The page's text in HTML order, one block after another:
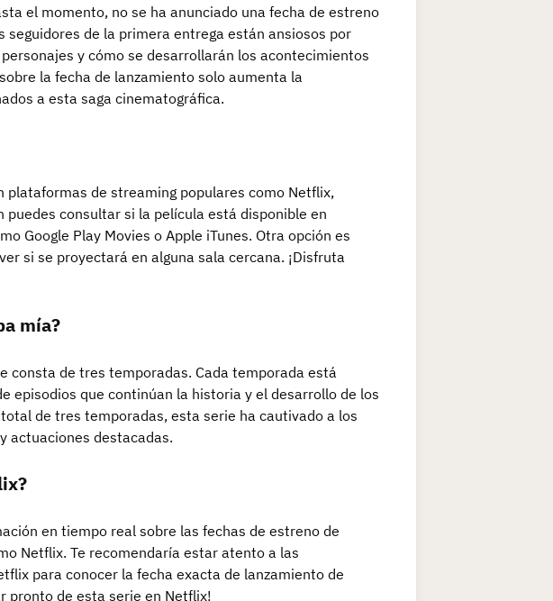
el momento, no se ha anunciado una fecha de estreno
seguidores de la primera entrega están ansiosos por
y cómo se desarrollarán los acontecimientos
la fecha de lanzamiento solo aumenta la
a esta saga cinematográfica.
plataformas de streaming populares como Netflix,
puedes consultar si la película está disponible en
Google Play Movies o Apple iTunes. Otra opción es
si se proyectará en alguna sala cercana. ¡Disfruta
mía?
consta de tres temporadas. Cada temporada está
episodios que continúan la historia y el desarrollo de los
de tres temporadas, esta serie ha cautivado a los
actuaciones destacadas.
en tiempo real sobre las fechas de estreno de
Netflix. Te recomendaría estar atento a las
para conocer la fecha exacta de lanzamiento de
pronto de esta serie en Netflix!